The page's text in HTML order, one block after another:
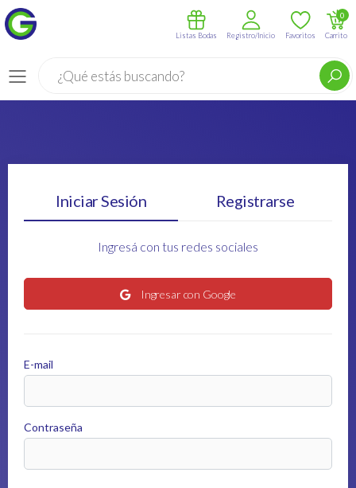
Menú
Listas Bodas Registro/Inicio Favoritos Carrito
0
Iniciar Sesión Registrarse
Ingresá con tus redes sociales
Ingresar con Google
E-mail
Contraseña